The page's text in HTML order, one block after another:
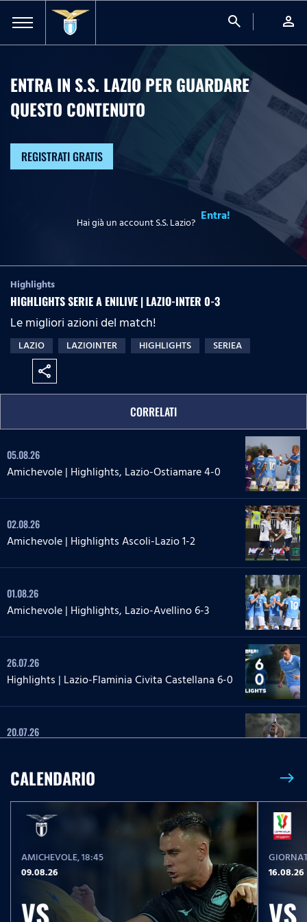
search person
ENTRA IN S.S. LAZIO PER GUARDARE
QUESTO CONTENUTO
REGISTRATI GRATIS
Hai già un account S.S. Lazio? Entra!
Highlights
HIGHLIGHTS SERIE A ENILIVE | LAZIO-INTER 0-3
Le migliori azioni del match!
LAZIO LAZIOINTER HIGHLIGHTS SERIEA
share
CORRELATI
05.08.26
Amichevole | Highlights, Lazio-Ostiamare 4-0
02.08.26
Amichevole | Highlights Ascoli-Lazio 1-2
01.08.26
Amichevole | Highlights, Lazio-Avellino 6-3
26.07.26
Highlights | Lazio-Flaminia Civita Castellana 6-0
20.07.26
24.05.26
Highlights Serie A Enilive | Lazio-Pisa 2-1
17.05.26
Highlights Serie A Women Athora | Fiorentina-
Lazio Women 2-1
CALENDARIO east
AMICHEVOLE, 18:45
09.08.26
VS
16.08.26
VS